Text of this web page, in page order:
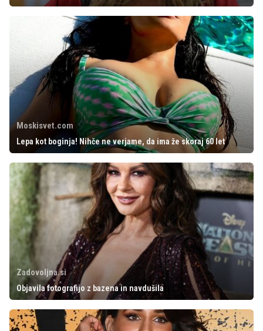
Moskisvet.com
Lepa kot boginja! Nihče ne verjame, da ima že skoraj 60 let
Zadovoljna.si
Objavila fotografijo z bazena in navdušila